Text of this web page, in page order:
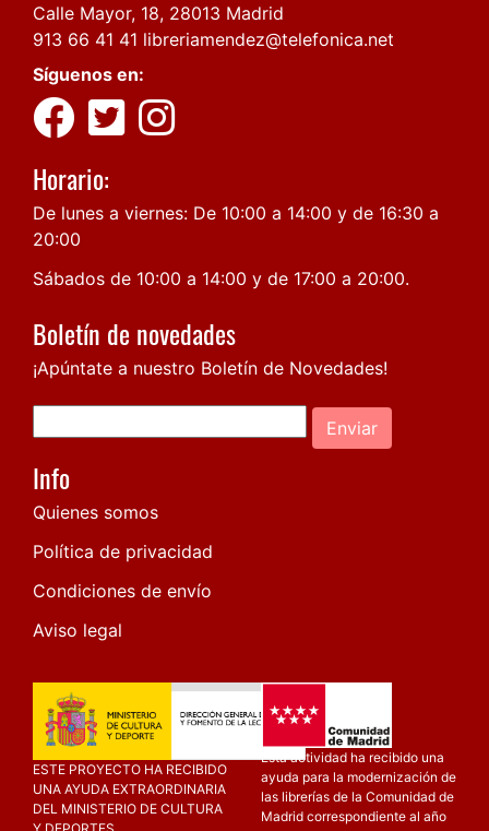
Calle Mayor, 18, 28013 Madrid
913 66 41 41 libreriamendez@telefonica.net
Síguenos en:
Horario:
De lunes a viernes: De 10:00 a 14:00 y de 16:30 a
20:00
Sábados de 10:00 a 14:00 y de 17:00 a 20:00.
Boletín de novedades
¡Apúntate a nuestro Boletín de Novedades!
Enviar
Info
Quienes somos
Política de privacidad
Condiciones de envío
Aviso legal
ESTE PROYECTO HA RECIBIDO
UNA AYUDA EXTRAORDINARIA
DEL MINISTERIO DE CULTURA
Esta actividad ha recibido una
ayuda para la modernización de
las librerías de la Comunidad de
Madrid correspondiente al año